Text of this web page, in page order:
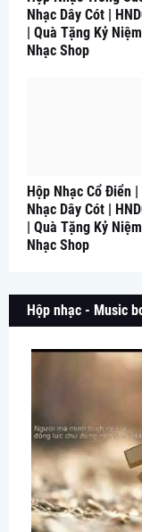
Nhạc Dây Cót |
| Quà Tặng Kỷ
Nhạc Shop
Hộp Nhạc Cổ Điển
Nhạc Dây Cót |
| Quà Tặng Kỷ
Nhạc Shop
Hộp nhạc - Music